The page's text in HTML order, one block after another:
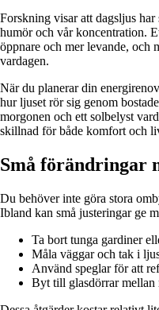
Forskning visar att dagsljus
humör och vår koncentration.
öppnare och mer levande, och
vardagen.
När du planerar din
hur ljuset rör sig genom
morgonen och ett solbelyst
skillnad för både komfort och
Små förändringar
Du behöver inte göra stora
Ibland kan små justeringar ge
Ta bort tunga gardiner
Måla väggar och tak i
Använd speglar för att
Byt till glasdörrar mellan